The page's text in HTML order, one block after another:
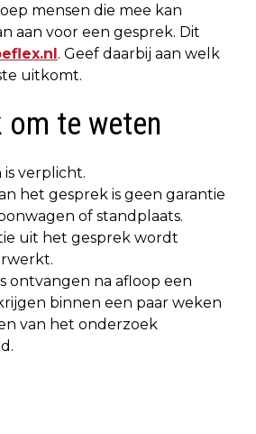
mensen die mee kan
aan voor een gesprek. Dit
. Geef daarbij aan welk
uitkomt.
om te weten
verplicht.
het gesprek is geen garantie
of standplaats.
uit het gesprek wordt
ontvangen na afloop een
binnen een paar weken
van het onderzoek